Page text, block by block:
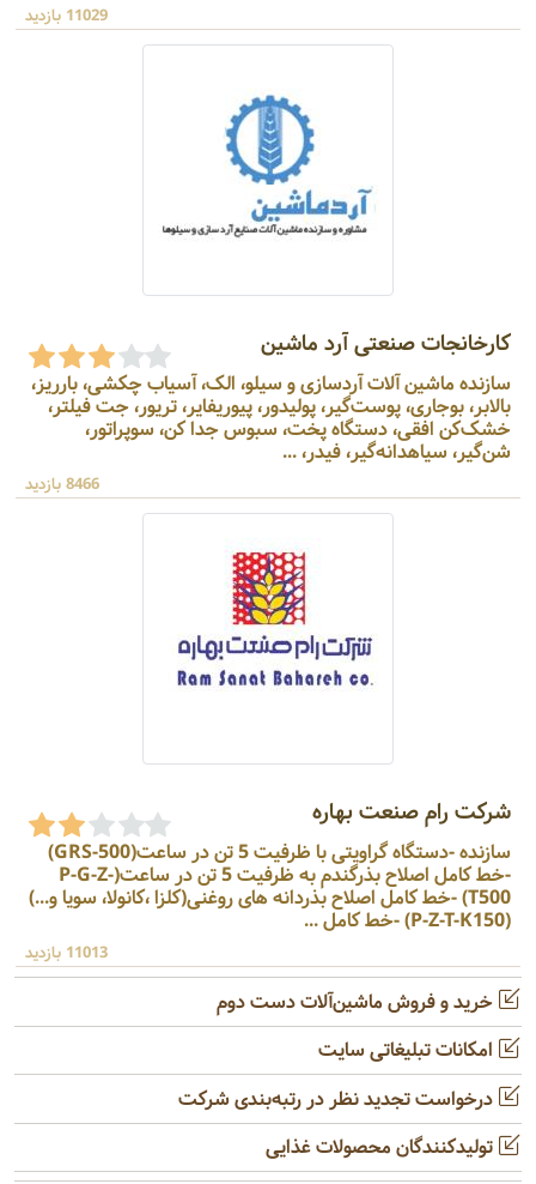
11029 بازدید
کارخانجات صنعتی آرد ماشین
سازنده ماشین آلات آردسازی و سیلو، الک، آسیاب چکشی، بارریز،
بالابر، بوجاری، پوست‌گیر، پولیدور، پیوریفایر، تریور، جت فیلتر،
خشک‌کن افقی، دستگاه پخت، سبوس جدا کن، سوپراتور،
شن‌گیر، سیاهدانه‌گیر، فیدر، ...
8466 بازدید
شرکت رام صنعت بهاره
سازنده -دستگاه گراویتی با ظرفیت 5 تن در ساعت(GRS-500)
-خط کامل اصلاح بذرگندم به ظرفیت 5 تن در ساعت(P-G-Z-
T500) -خط کامل اصلاح بذردانه های روغنی(کلزا ،کانولا، سویا و...)
(P-Z-T-K150) -خط کامل ...
11013 بازدید
خرید و فروش ماشین‌آلات دست دوم
امکانات تبلیغاتی سایت
درخواست تجدید نظر در رتبه‌بندی شرکت
تولیدکنندگان محصولات غذایی